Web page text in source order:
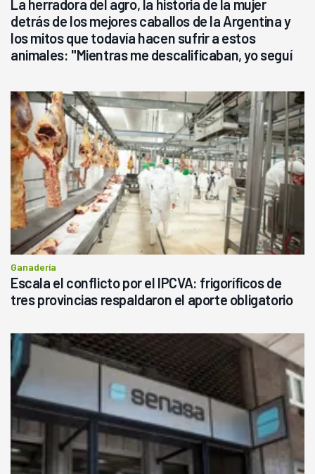
La herradora del agro, la historia de la mujer
detrás de los mejores caballos de la Argentina y
los mitos que todavía hacen sufrir a estos
animales: "Mientras me descalificaban, yo seguí
Ganadería
Escala el conflicto por el IPCVA: frigoríficos de
tres provincias respaldaron el aporte obligatorio